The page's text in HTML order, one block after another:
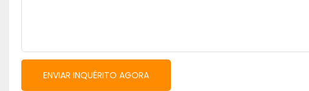
ENVIAR INQUÉRITO AGORA